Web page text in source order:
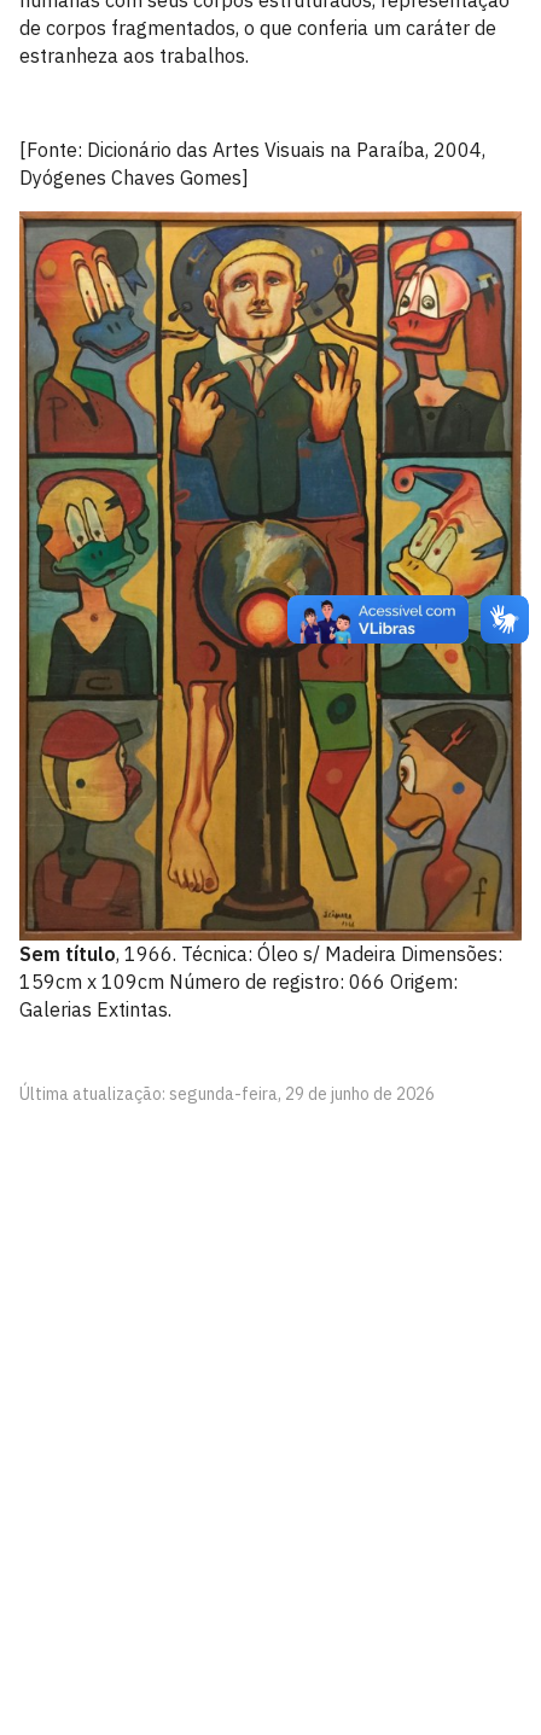
de corpos fragmentados, o que conferia um caráter de
estranheza aos trabalhos.
[Fonte: Dicionário das Artes Visuais na Paraíba, 2004,
Dyógenes Chaves Gomes]
Sem título, 1966. Técnica: Óleo s/ Madeira Dimensões:
159cm x 109cm Número de registro: 066 Origem:
Galerias Extintas.
Última atualização: segunda-feira, 29 de junho de 2026